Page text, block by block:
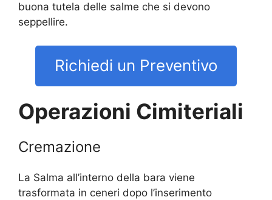
buona tutela delle salme che si devono
seppellire.
Richiedi un Preventivo
Operazioni Cimiteriali
Cremazione
La Salma all’interno della bara viene
trasformata in ceneri dopo l’inserimento